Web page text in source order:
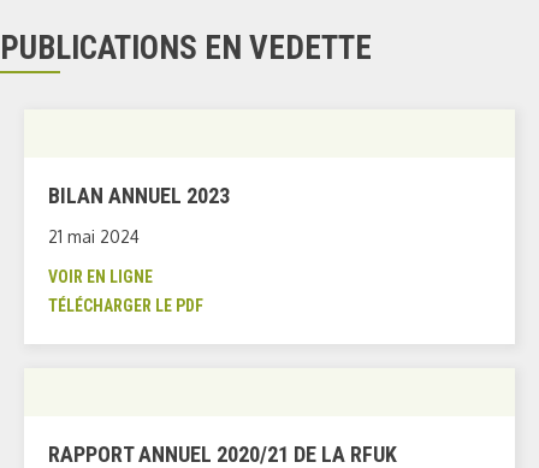
PUBLICATIONS EN VEDETTE
BILAN ANNUEL 2023
21 mai 2024
VOIR EN LIGNE
TÉLÉCHARGER LE PDF
RAPPORT ANNUEL 2020/21 DE LA RFUK